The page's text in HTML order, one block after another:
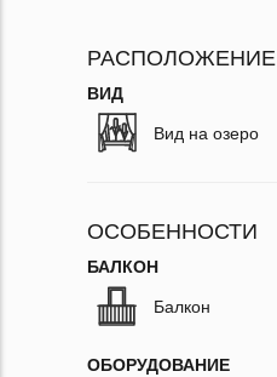
РАСПОЛОЖЕНИЕ
ВИД
Вид на озеро
ОСОБЕННОСТИ
БАЛКОН
Балкон
ОБОРУДОВАНИЕ